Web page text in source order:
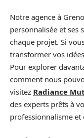
Notre agence à
personnalisée et ses
chaque projet. Si
transformer vos
Pour explorer
comment nous
visitez Radiance
des experts prêts à
professionnalisme et